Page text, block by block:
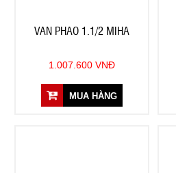
VAN PHAO 1.1/2 MIHA
1.007.600 VNĐ
MUA HÀNG